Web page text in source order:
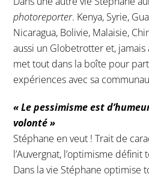
photoreporter. Kenya, Syrie,
Nicaragua, Bolivie, Malaisie,
aussi un Globetrotter et,
met tout dans la boîte pour
expériences avec sa
« Le pessimisme est
volonté »
Stéphane en veut ! Trait de
l’Auvergnat, l’optimisme
Dans la vie Stéphane optimise